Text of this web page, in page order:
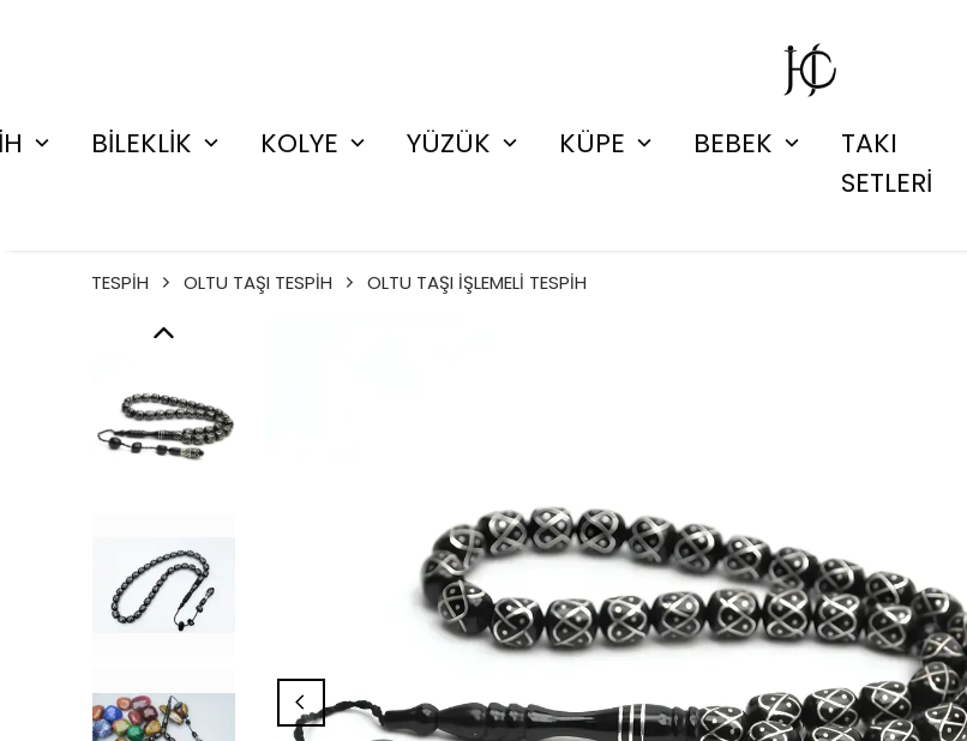
BİLEKLİK KOLYE YÜZÜK KÜPE BEBEK
TAKI
SETLERİ
TESPİH OLTU TAŞI TESPİH OLTU TAŞI İŞLEMELİ TESPİH